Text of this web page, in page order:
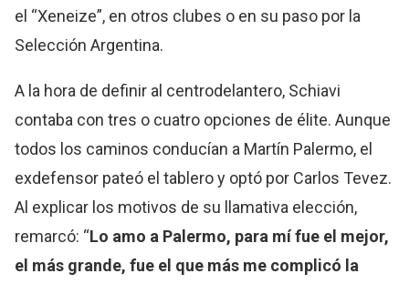
el “Xeneize”, en otros clubes o en su paso por la
Selección Argentina.
A la hora de definir al centrodelantero, Schiavi
contaba con tres o cuatro opciones de élite. Aunque
todos los caminos conducían a Martín Palermo, el
exdefensor pateó el tablero y optó por Carlos Tevez.
Al explicar los motivos de su llamativa elección,
remarcó: “Lo amo a Palermo, para mí fue el mejor,
el más grande, fue el que más me complicó la